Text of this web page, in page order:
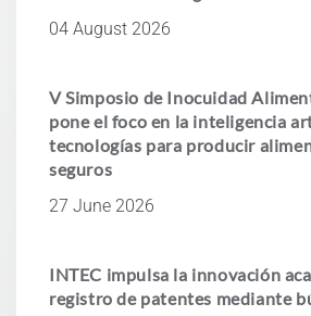
04 August 2026
V Simposio de Inocuidad
pone el foco en la inteligencia
tecnologías para producir
seguros
27 June 2026
INTEC impulsa la innovación
registro de patentes mediante